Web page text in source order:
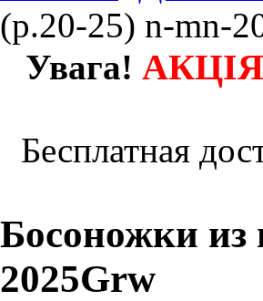
(р.20-25) n-mn-
Увага! АКЦІЯ
Бесплатная
Босоножки из
2025Grw